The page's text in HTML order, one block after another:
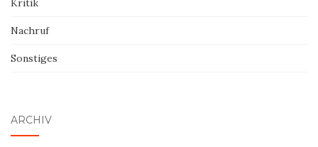
Kritik
Nachruf
Sonstiges
ARCHIV